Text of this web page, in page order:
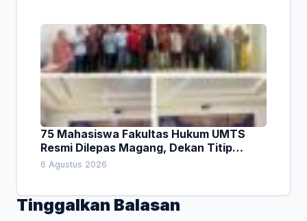
75 Mahasiswa Fakultas Hukum UMTS
Resmi Dilepas Magang, Dekan Titip
Empat Pesan Penting
6 Agustus 2026
Tinggalkan Balasan